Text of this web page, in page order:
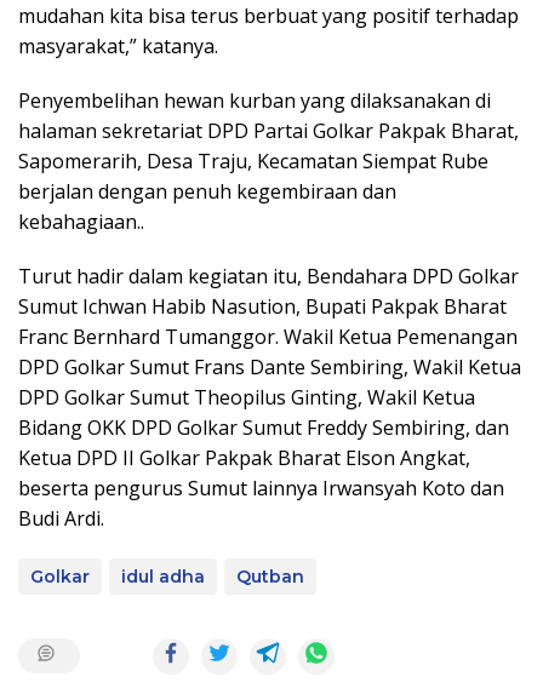
mudahan kita bisa terus berbuat yang positif terhadap
masyarakat,” katanya.
Penyembelihan hewan kurban yang dilaksanakan di
halaman sekretariat DPD Partai Golkar Pakpak Bharat,
Sapomerarih, Desa Traju, Kecamatan Siempat Rube
berjalan dengan penuh kegembiraan dan
kebahagiaan..
Turut hadir dalam kegiatan itu, Bendahara DPD Golkar
Sumut Ichwan Habib Nasution, Bupati Pakpak Bharat
Franc Bernhard Tumanggor. Wakil Ketua Pemenangan
DPD Golkar Sumut Frans Dante Sembiring, Wakil Ketua
DPD Golkar Sumut Theopilus Ginting, Wakil Ketua
Bidang OKK DPD Golkar Sumut Freddy Sembiring, dan
Ketua DPD II Golkar Pakpak Bharat Elson Angkat,
beserta pengurus Sumut lainnya Irwansyah Koto dan
Budi Ardi.
Golkar idul adha Qutban